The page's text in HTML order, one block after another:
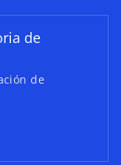
de
de